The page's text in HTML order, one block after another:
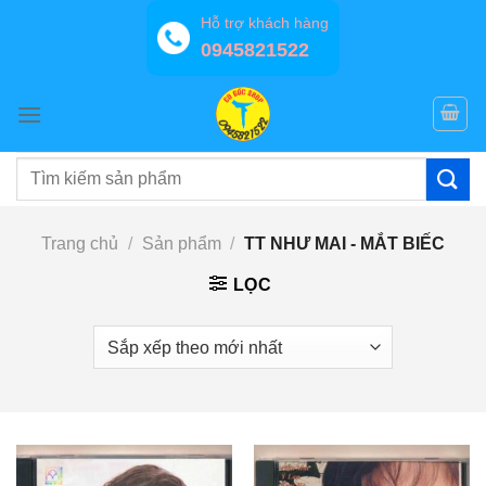
Hỗ trợ khách hàng
0945821522
Tìm
Trang chủ / Sản phẩm / TT NHƯ MAI - MẮT BIẾC
LỌC